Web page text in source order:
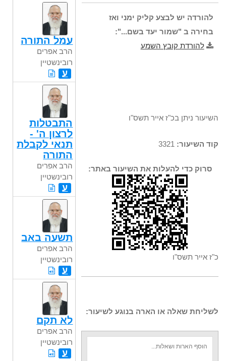
להורדה יש לבצע קליק ימני ואז
בחירה ב "שמור יעד בשם...":
להורדת קובץ השמע
השיעור ניתן בכ"ז אייר תשס"ו
קוד השיעור:
סרוק כדי להעלות את השיעור באתר:
כ"ז אייר תשס"ו
לשליחת שאלה או הארה בנוגע לשיעור:
עמל התורה
הרב אפרים
רובינשטיין
ע
התבטלות
לרצון ה' -
תנאי לקבלת
התורה
הרב אפרים
רובינשטיין
ע
תשעה באב
הרב אפרים
רובינשטיין
ע
לא תקם
הרב אפרים
רובינשטיין
ע